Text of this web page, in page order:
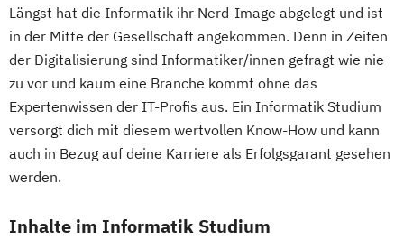
Längst hat die Informatik ihr Nerd-Image abgelegt und ist
in der Mitte der Gesellschaft angekommen. Denn in Zeiten
der Digitalisierung sind Informatiker/innen gefragt wie nie
zu vor und kaum eine Branche kommt ohne das
Expertenwissen der IT-Profis aus. Ein Informatik Studium
versorgt dich mit diesem wertvollen Know-How und kann
auch in Bezug auf deine Karriere als Erfolgsgarant gesehen
werden.
Inhalte im Informatik Studium